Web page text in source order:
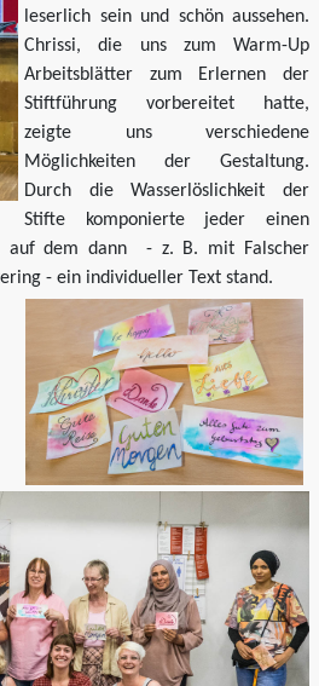
leserlich sein und schön aussehen.
Chrissi, die uns zum Warm-Up
Arbeitsblätter zum Erlernen der
Stiftführung vorbereitet hatte,
zeigte uns verschiedene
Möglichkeiten der Gestaltung.
Durch die Wasserlöslichkeit der
Stifte komponierte jeder einen
auf dem dann - z. B. mit Falscher
- ein individueller Text stand.